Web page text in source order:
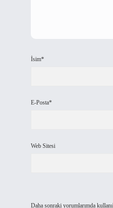
İsim*
E-Posta*
Web Sitesi
Daha sonraki yorumlarımda